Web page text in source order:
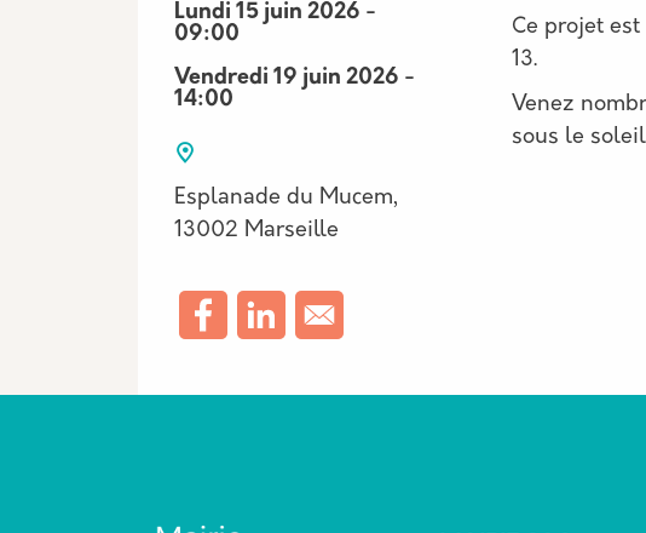
Lundi 15 juin 2026 -
09:00
Vendredi 19 juin 2026 -
14:00
Esplanade du Mucem,
13002 Marseille
Ce projet
13.
Venez
sous le